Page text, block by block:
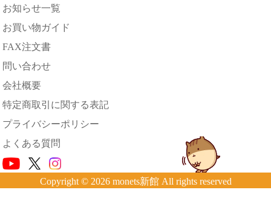
お知らせ一覧
お買い物ガイド
FAX注文書
問い合わせ
会社概要
特定商取引に関する表記
プライバシーポリシー
よくある質問
Copyright © 2026 monets新館 All rights reserved